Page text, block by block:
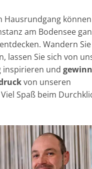
Hausrundgang
am Bodensee
Wandern
lassen Sie sich von
inspirieren und
von unseren
Spaß beim